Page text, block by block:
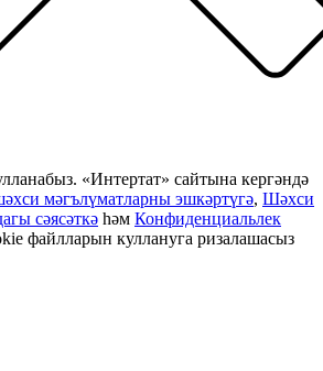
«Интертат» сайтына кергәндә
мәгълүматларны эшкәртүгә, Шәхси
сәясәткә һәм Конфиденциальлек
файлларын куллануга ризалашасыз